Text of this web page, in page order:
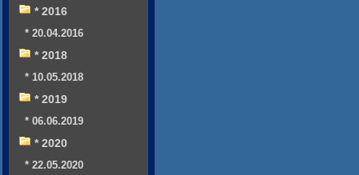
* 2016
* 20.04.2016
* 2018
* 10.05.2018
* 2019
* 06.06.2019
* 2020
* 22.05.2020